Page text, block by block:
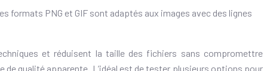
formats PNG et GIF sont adaptés aux images avec des lignes
et réduisent la taille des fichiers sans compromettre
qualité apparente. L’idéal est de tester plusieurs options pour